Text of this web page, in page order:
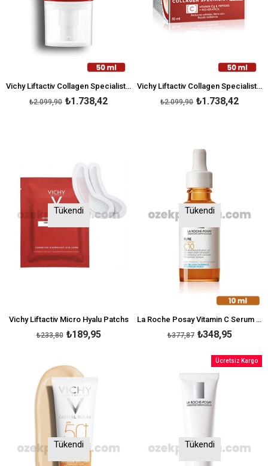
Vichy Liftactiv Collagen Specialist Spf25 50 ml
₺1.738,42
₺2.099,90
Vichy Liftactiv Collagen Specialist Night 50 ml
₺1.738,42
₺2.099,90
Tükendi
Vichy Liftactiv Micro Hyalu Patchs
₺189,95
₺233,80
Tükendi
La Roche Posay Vitamin C Serum 10 ml
₺348,95
₺377,87
Tükendi Tükendi
Ücretsiz Kargo